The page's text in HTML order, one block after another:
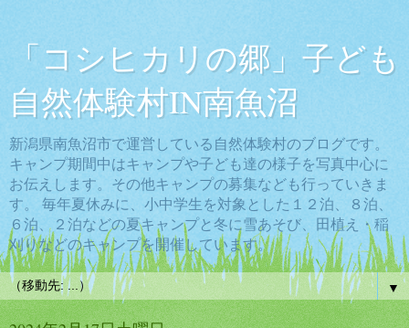
「コシヒカリの郷」子ども
自然体験村IN南魚沼
新潟県南魚沼市で運営している自然体験村のブログです。
キャンプ期間中はキャンプや子ども達の様子を写真中心に
お伝えします。その他キャンプの募集なども行っていきま
す。 毎年夏休みに、小中学生を対象とした１２泊、８泊、
６泊、２泊などの夏キャンプと冬に雪あそび、田植え・稲
刈りなどのキャンプを開催しています。
▼